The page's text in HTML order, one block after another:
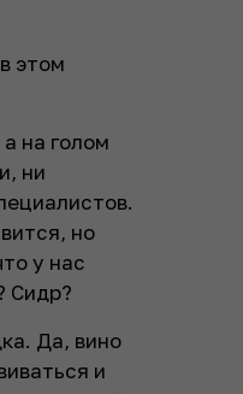
этом
на голом
ни
но
у нас
Сидр?
Да, вино
и